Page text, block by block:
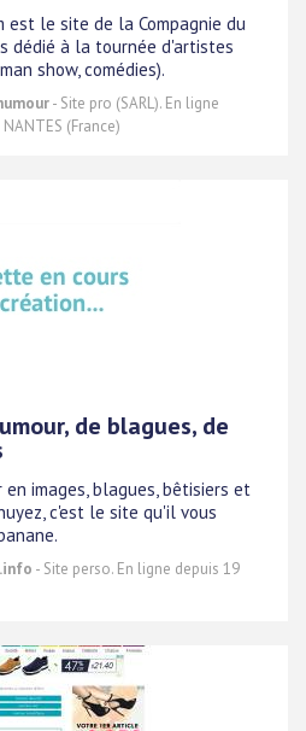
est le site de la Compagnie du
dédié à la tournée d'artistes
show, comédies).
- Site pro (SARL). En ligne
NANTES (France)
de blagues, de
images, blagues, bêtisiers et
c'est le site qu'il vous
- Site perso. En ligne depuis 19